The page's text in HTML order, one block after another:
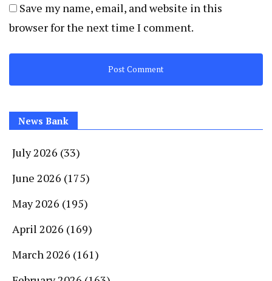
Save my name, email, and website in this
browser for the next time I comment.
News Bank
July 2026 (33)
June 2026 (175)
May 2026 (195)
April 2026 (169)
March 2026 (161)